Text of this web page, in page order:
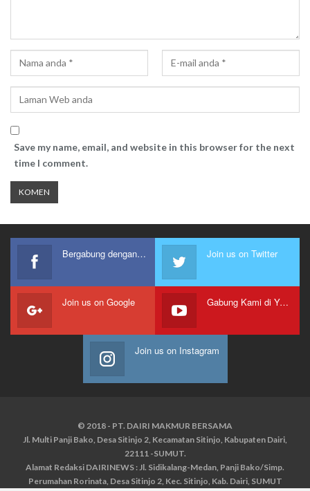
Save my name, email, and website in this browser for the next
time I comment.
Bergabung dengan kami Join us on Twitter
Join us on Google Gabung Kami di Youtube
Join us on Instagram
© 2018 - PT. DAIRI MAKMUR BERSAMA
Jl. Multi Panji Bako, Desa Sitinjo 2, Kecamatan Sitinjo, Kabupaten Dairi,
22111 -SUMUT.
Alamat Redaksi DAIRINEWS : Jl. Sidikalang-Medan, Panji Bako/Simp.
Perumahan Rorinata, Desa Sitinjo 2, Kec. Sitinjo, Kab. Dairi, SUMUT